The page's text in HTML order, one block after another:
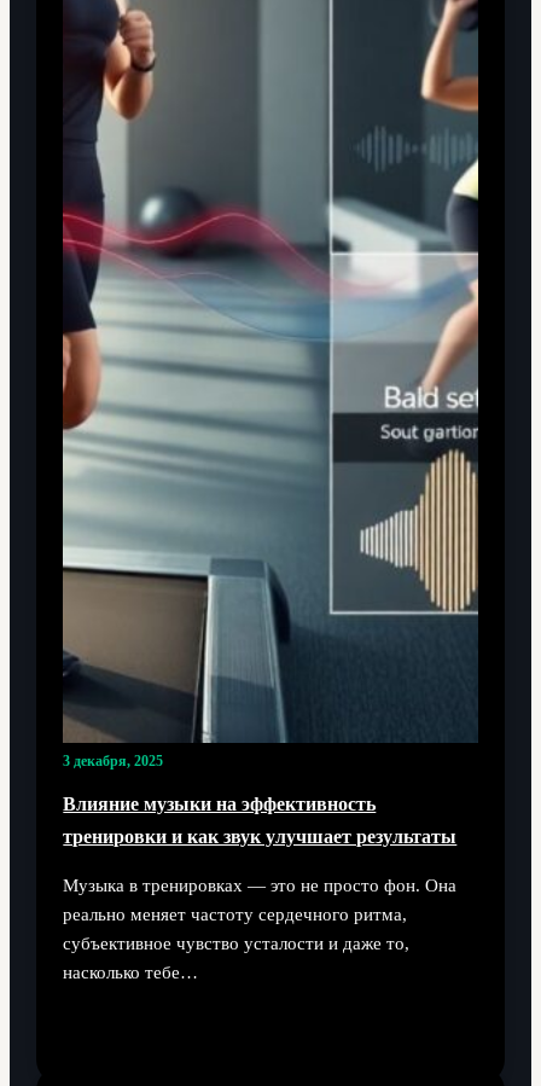
3 декабря, 2025
Влияние музыки на эффективность
тренировки и как звук улучшает результаты
Музыка в тренировках — это не просто фон. Она
реально меняет частоту сердечного ритма,
субъективное чувство усталости и даже то,
насколько тебе…